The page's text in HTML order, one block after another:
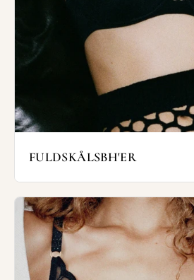
FULDSKÅLSBH'ER
og giver dermed et godt
Stropperne er placeret godt
skuldrene og danner ofte et
de ikke så let glider ned og
giver et bedre hold.